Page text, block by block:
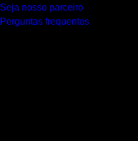
Seja nosso parceiro
Perguntas frequentes